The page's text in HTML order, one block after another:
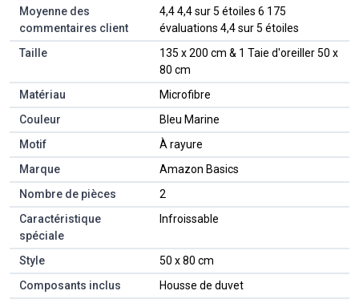
Moyenne des
commentaires client
4,4 4,4 sur 5 étoiles 6 175
évaluations 4,4 sur 5 étoiles
Taille
135 x 200 cm & 1 Taie d'oreiller 50 x
80 cm
Matériau
Microfibre
Couleur
Bleu Marine
Motif
À rayure
Marque
Amazon Basics
Nombre de pièces
2
Caractéristique
spéciale
Infroissable
Style
50 x 80 cm
Composants inclus
Housse de duvet